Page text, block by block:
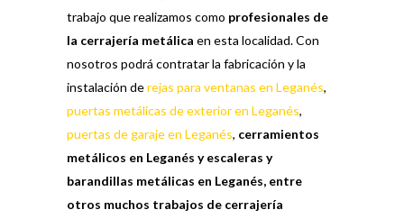
trabajo que realizamos como profesionales de
la cerrajería metálica en esta localidad. Con
nosotros podrá contratar la fabricación y la
instalación derejas para ventanas en Leganés,
puertas metálicas de exterior en Leganés,
puertas de garaje en Leganés, cerramientos
metálicos en Leganés y escaleras y
barandillas metálicas en Leganés, entre
otros muchos trabajos de cerrajería